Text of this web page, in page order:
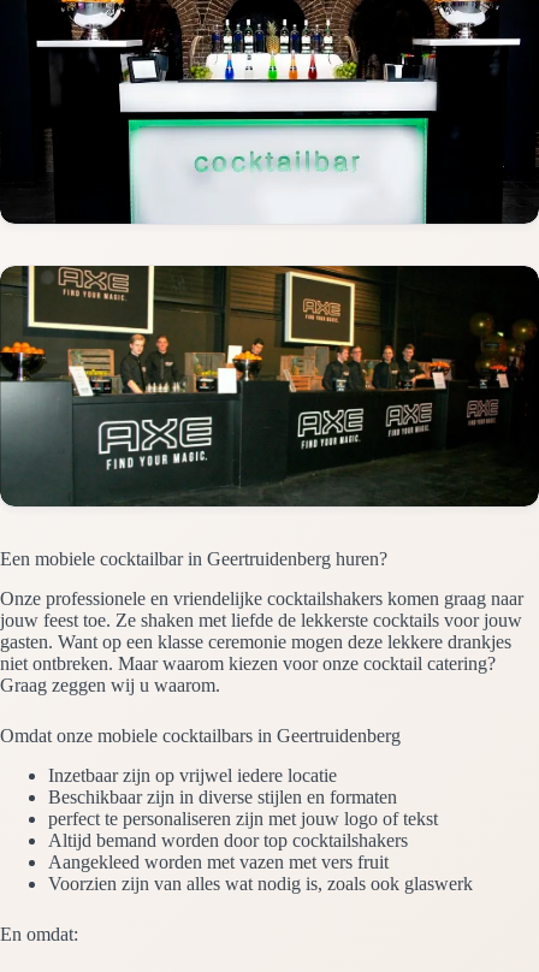
Een mobiele cocktailbar in Geertruidenberg huren?
Onze professionele en vriendelijke cocktailshakers komen graag naar
jouw feest toe. Ze shaken met liefde de lekkerste cocktails voor jouw
gasten. Want op een klasse ceremonie mogen deze lekkere drankjes
niet ontbreken. Maar waarom kiezen voor onze cocktail catering?
Graag zeggen wij u waarom.
Omdat onze mobiele cocktailbars in Geertruidenberg
Inzetbaar zijn op vrijwel iedere locatie
Beschikbaar zijn in diverse stijlen en formaten
perfect te personaliseren zijn met jouw logo of tekst
Altijd bemand worden door top cocktailshakers
Aangekleed worden met vazen met vers fruit
Voorzien zijn van alles wat nodig is, zoals ook glaswerk
En omdat: